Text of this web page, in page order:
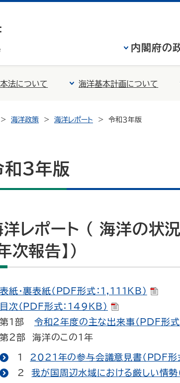
内閣府の
法について 海洋基本計画について
海洋政策 海洋レポート 令和３年版
和３年版
洋レポート （ 海洋の状
年次報告】）
表紙・裏表紙（PDF形式：1,111KB）
目次（PDF形式：149KB）
第１部 令和２年度の主な出来事（PDF形
第２部 海洋のこの1年
1 2021年の参与会議意見書（PDF形
2我が国周辺水域における厳しい情